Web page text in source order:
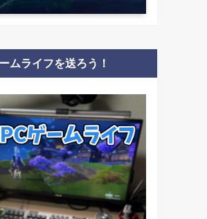
ムライフを送ろう！